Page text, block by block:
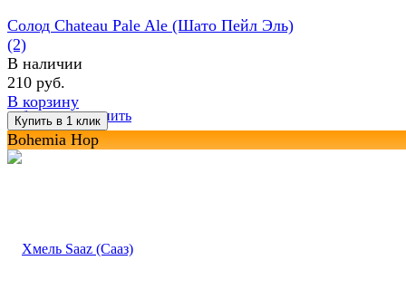
избранное сравнить
Солод Chateau Pale Ale (Шато Пейл Эль)
(2)
В наличии
210 руб.
В корзину
Bohemia Hop